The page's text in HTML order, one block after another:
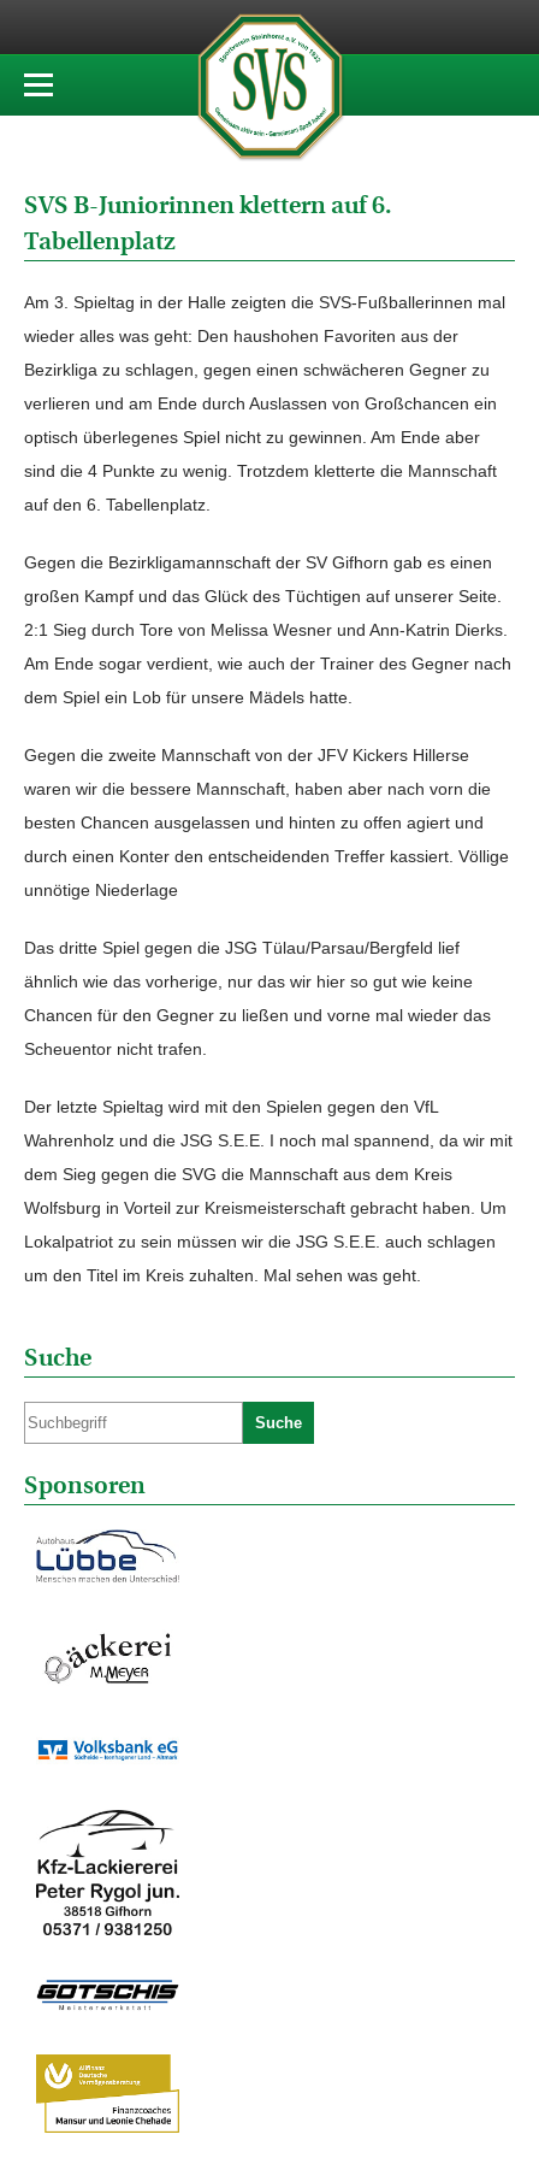
SVS B-Juniorinnen klettern auf 6.
Tabellenplatz
Am 3. Spieltag in der Halle zeigten die SVS-Fußballerinnen mal
wieder alles was geht: Den haushohen Favoriten aus der
Bezirkliga zu schlagen, gegen einen schwächeren Gegner zu
verlieren und am Ende durch Auslassen von Großchancen ein
optisch überlegenes Spiel nicht zu gewinnen. Am Ende aber
sind die 4 Punkte zu wenig. Trotzdem kletterte die Mannschaft
auf den 6. Tabellenplatz.
Gegen die Bezirkligamannschaft der SV Gifhorn gab es einen
großen Kampf und das Glück des Tüchtigen auf unserer Seite.
2:1 Sieg durch Tore von Melissa Wesner und Ann-Katrin Dierks.
Am Ende sogar verdient, wie auch der Trainer des Gegner nach
dem Spiel ein Lob für unsere Mädels hatte.
Gegen die zweite Mannschaft von der JFV Kickers Hillerse
waren wir die bessere Mannschaft, haben aber nach vorn die
besten Chancen ausgelassen und hinten zu offen agiert und
durch einen Konter den entscheidenden Treffer kassiert. Völlige
unnötige Niederlage
Das dritte Spiel gegen die JSG Tülau/Parsau/Bergfeld lief
ähnlich wie das vorherige, nur das wir hier so gut wie keine
Chancen für den Gegner zu ließen und vorne mal wieder das
Scheuentor nicht trafen.
Der letzte Spieltag wird mit den Spielen gegen den VfL
Wahrenholz und die JSG S.E.E. I noch mal spannend, da wir mit
dem Sieg gegen die SVG die Mannschaft aus dem Kreis
Wolfsburg in Vorteil zur Kreismeisterschaft gebracht haben. Um
Lokalpatriot zu sein müssen wir die JSG S.E.E. auch schlagen
um den Titel im Kreis zuhalten. Mal sehen was geht.
Suche
Suche
Sponsoren